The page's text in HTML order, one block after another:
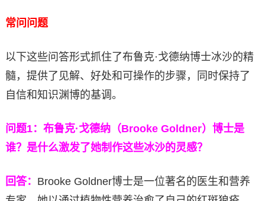
常问问题
以下这些问答形式抓住了布鲁克·戈德纳博士冰沙的精
髓，提供了见解、好处和可操作的步骤，同时保持了
自信和知识渊博的基调。
问题1：布鲁克·戈德纳（Brooke Goldner）博士是
谁？是什么激发了她制作这些冰沙的灵感？
回答： Brooke Goldner博士是一位著名的医生和营养